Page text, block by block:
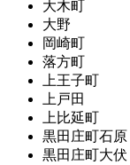
大木町
大野
岡崎町
落方町
上王子町
上戸田
上比延町
黒田庄町石原
黒田庄町大伏